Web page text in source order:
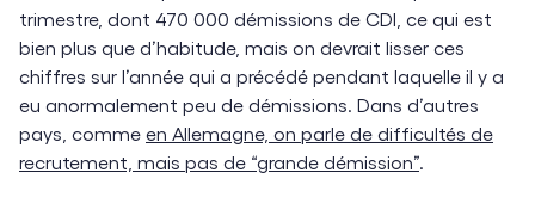
trimestre, dont 470 000 démissions de CDI, ce qui est
bien plus que d’habitude, mais on devrait lisser ces
chiffres sur l’année qui a précédé pendant laquelle il y a
eu anormalement peu de démissions. Dans d’autres
pays, comme en Allemagne, on parle de difficultés de
recrutement, mais pas de “grande démission”.